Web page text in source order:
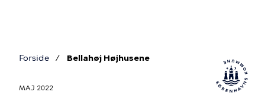
Forside Bellahøj Højhusene
MAJ 2022